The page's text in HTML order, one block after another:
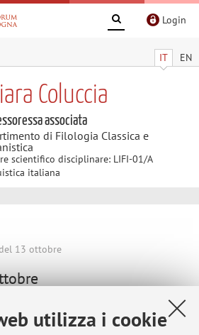
utilizza i cookie
Login
IT EN
Coluccia
associata
di Filologia Classica e
scientifico disciplinare: LIFI-01/A
italiana
13 ottobre
2025